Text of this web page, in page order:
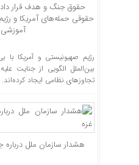
حقوق جنگ و هدف قرار
حقوقی حمله‌های آمریکا و
آموزشی
رژیم صهیونیستی و آمریکا
بین‌الملل الگویی از جنایت
تجاوز‌های نظامی ایجاد کرده‌اند.
هشدار سازمان ملل